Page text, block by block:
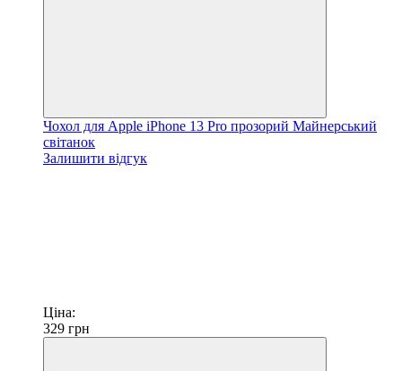
Чохол для Apple iPhone 13 Pro прозорий Майнерський
світанок
Залишити відгук
Ціна:
329 грн